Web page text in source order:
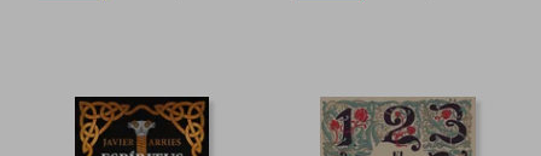
50%
dcto.
$ 103.488
$ 51.744
50%
dcto.